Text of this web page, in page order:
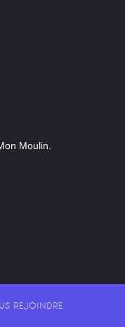
Moulin.
REJOINDRE